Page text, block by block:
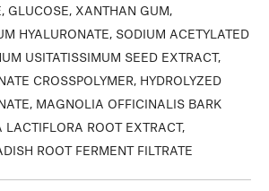
GLUCOSE, XANTHAN GUM,
HYALURONATE, SODIUM ACETYLATED
USITATISSIMUM SEED EXTRACT,
CROSSPOLYMER, HYDROLYZED
MAGNOLIA OFFICINALIS BARK
LACTIFLORA ROOT EXTRACT,
ROOT FERMENT FILTRATE